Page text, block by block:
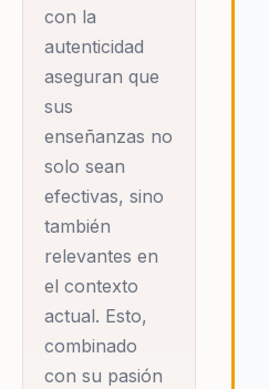
y se ejecutan en la
era digital. Su
metodología C.O.L.
en LinkedIn se ha
convertido en una
herramienta
transformadora
empleabilidad,
ofreciendo un
enfoque
con la
autenticidad
aseguran que
sus
enseñanzas no
solo sean
efectivas, sino
también
relevantes en
el contexto
actual. Esto,
combinado
con su pasión